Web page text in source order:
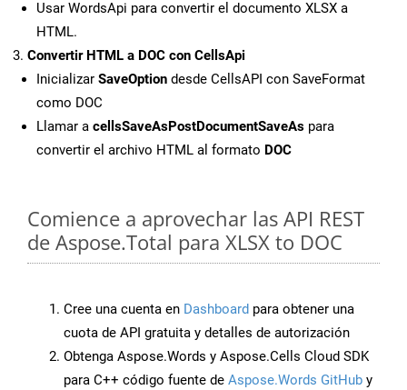
Usar WordsApi para convertir el documento XLSX a
HTML.
Convertir HTML a DOC con CellsApi
Inicializar SaveOption desde CellsAPI con SaveFormat
como DOC
Llamar a cellsSaveAsPostDocumentSaveAs para
convertir el archivo HTML al formato DOC
Comience a aprovechar las API REST
de Aspose.Total para XLSX to DOC
Cree una cuenta en Dashboard para obtener una
cuota de API gratuita y detalles de autorización
Obtenga Aspose.Words y Aspose.Cells Cloud SDK
para C++ código fuente de Aspose.Words GitHub y